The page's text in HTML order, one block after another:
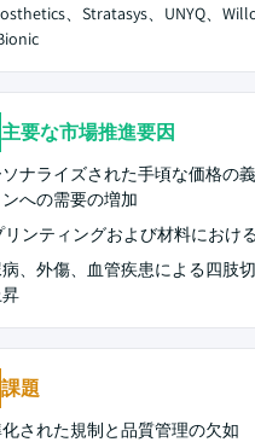
、Stratasys、UNYQ、
主要な市場推進要因
ナライズされた手頃な価格の
への需要の増加
リンティングおよび材料におけ
、外傷、血管疾患による四肢
課題
された規制と品質管理の欠如